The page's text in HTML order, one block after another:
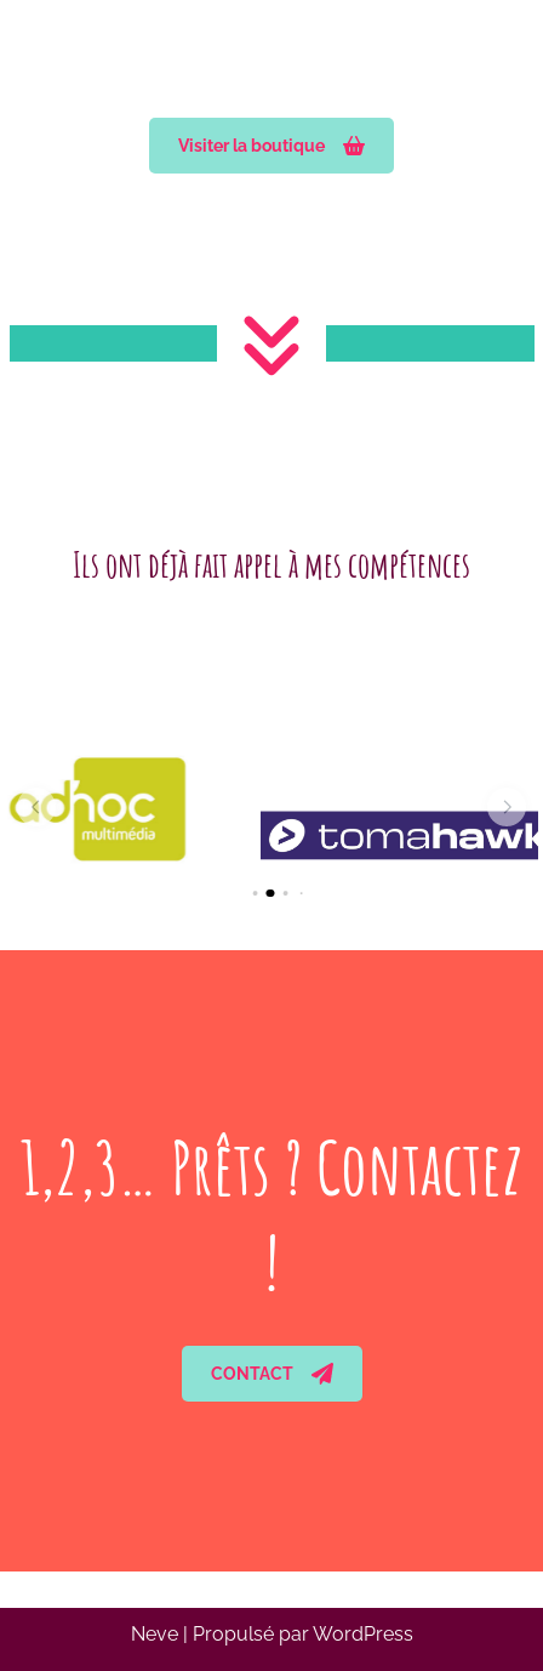
Visiter la boutique
Ils ont déjà fait appel à mes compétences
1,2,3… Prêts ? Contactez
!
CONTACT
Neve| Propulsé parWordPress